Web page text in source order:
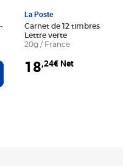
au panier
La Poste
Carnet de 12 timbres - Le
Lettre verte
20g / France
18,24€ Net